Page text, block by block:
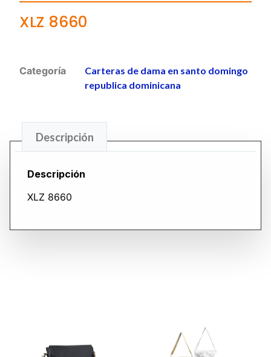
XLZ 8660
Categoría
Carteras de dama en santo domingo
republica dominicana
Descripción
Descripción
XLZ 8660